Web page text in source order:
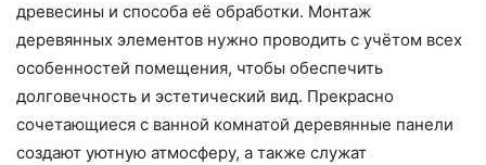
древесины и способа её обработки. Монтаж
деревянных элементов нужно проводить с учётом всех
особенностей помещения, чтобы обеспечить
долговечность и эстетический вид. Прекрасно
сочетающиеся с ванной комнатой деревянные панели
создают уютную атмосферу, а также служат